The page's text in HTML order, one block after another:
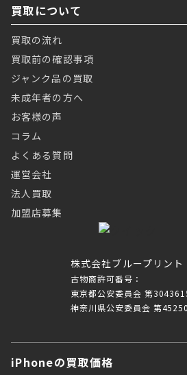
株式会社ブループリント
古物商許可番号：
東京都公安委員会 第
神奈川県公安委員会 第
買取について
買取の流れ
買取前の確認事項
ジャンク品の買取
未成年者の方へ
お客様の声
コラム
よくある質問
運営会社
法人買取
加盟店募集
iPhoneの買取価格